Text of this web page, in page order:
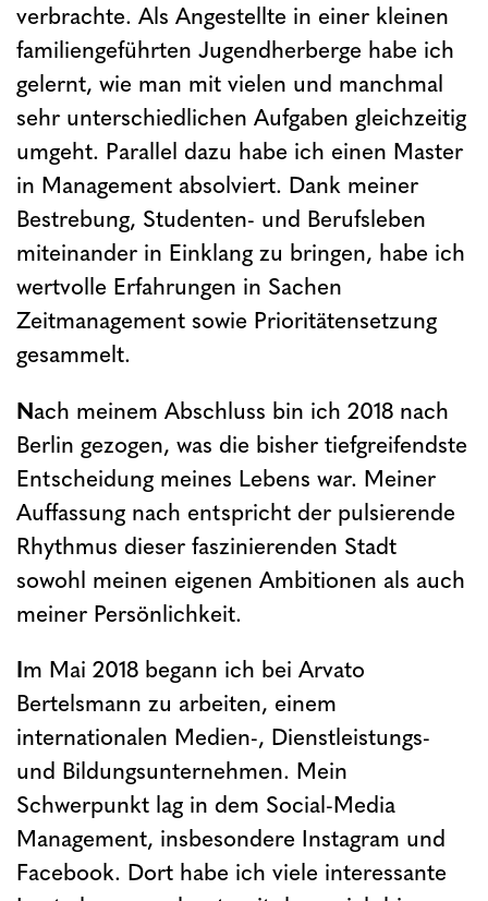
verbrachte. Als Angestellte in einer kleinen
familiengeführten Jugendherberge habe ich
gelernt, wie man mit vielen und manchmal
sehr unterschiedlichen Aufgaben gleichzeitig
umgeht. Parallel dazu habe ich einen Master
in Management absolviert. Dank meiner
Bestrebung, Studenten- und Berufsleben
miteinander in Einklang zu bringen, habe ich
wertvolle Erfahrungen in Sachen
Zeitmanagement sowie Prioritätensetzung
gesammelt.
Nach meinem Abschluss bin ich 2018 nach
Berlin gezogen, was die bisher tiefgreifendste
Entscheidung meines Lebens war. Meiner
Auffassung nach entspricht der pulsierende
Rhythmus dieser faszinierenden Stadt
sowohl meinen eigenen Ambitionen als auch
meiner Persönlichkeit.
Im Mai 2018 begann ich bei Arvato
Bertelsmann zu arbeiten, einem
internationalen Medien-, Dienstleistungs-
und Bildungsunternehmen. Mein
Schwerpunkt lag in dem Social-Media
Management, insbesondere Instagram und
Facebook. Dort habe ich viele interessante